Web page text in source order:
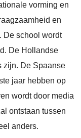
vorming en
en
De school wordt
De Hollandse
zijn. De Spaanse
jaar hebben op
wordt door media
ontstaan tussen
anders.